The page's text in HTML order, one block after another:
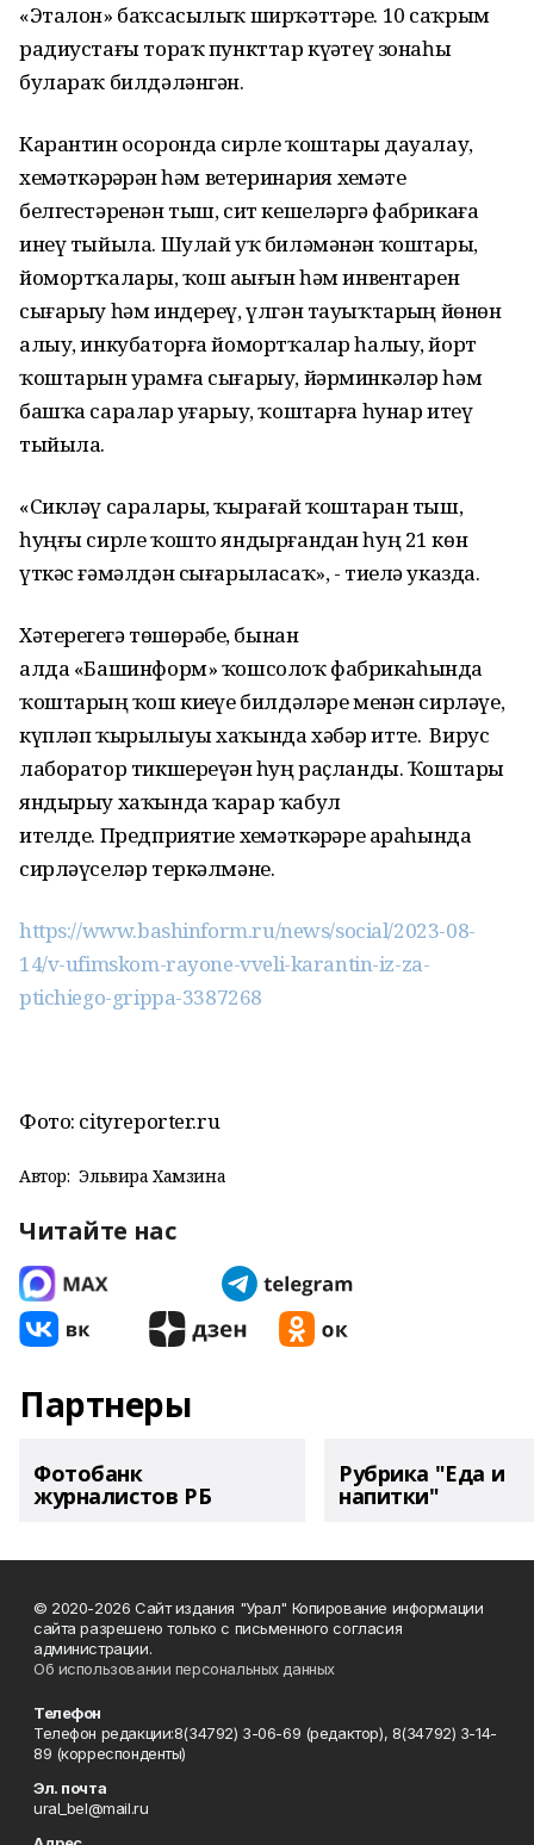
«Эталон» баҡсасылыҡ ширҡәттәре. 10 саҡрым
радиустағы тораҡ пункттар күҙәтеү зонаһы
булараҡ билдәләнгән.
Карантин осоронда сирле ҡоштарҙы дауалау,
хеҙмәткәрҙәрҙән һәм ветеринария хеҙмәте
белгестәренән тыш, сит кешеләргә фабрикаға
инеү тыйыла. Шулай уҡ биләмәнән ҡоштарҙы,
йомортҡаларҙы, ҡош аҙығын һәм инвентарен
сығарыу һәм индереү, үлгән тауыҡтарҙың йөнөн
алыу, инкубаторға йомортҡалар һалыу, йорт
ҡоштарын урамға сығарыу, йәрминкәләр һәм
башҡа саралар уҙғарыу, ҡоштарға һунар итеү
тыйыла.
«Сикләү саралары, ҡырағай ҡоштарҙан тыш,
һуңғы сирле ҡошто яндырғандан һуң 21 көн
үткәс ғәмәлдән сығарыласаҡ», - тиелә указда.
Хәтерегеҙгә төшөрәбеҙ, бынан
алда «Башинформ» ҡошсолоҡ фабрикаһында
ҡоштарҙың ҡош киҙеүе билдәләре менән сирләүе,
күпләп ҡырылыуы хаҡында хәбәр итте. Вирус
лаборатор тикшереүҙән һуң раҫланды. Ҡоштарҙы
яндырыу хаҡында ҡарар ҡабул
ителде. Предприятие хеҙмәткәрҙәре араһында
сирләүселәр теркәлмәне.
https://www.bashinform.ru/news/social/2023-08-
14/v-ufimskom-rayone-vveli-karantin-iz-za-
ptichiego-grippa-3387268
Фото: cityreporter.ru
Автор: Эльвира Хамзина
Читайте нас
Партнеры
Фотобанк
журналистов РБ
Рубрика "Еда и
напитки"
© 2020-2026 Сайт издания "Урал" Копирование информации
сайта разрешено только с письменного согласия
администрации.
Об использовании персональных данных
Телефон
Телефон редакции:8(34792) 3-06-69 (редактор), 8(34792) 3-14-
89 (корреспонденты)
Эл. почта
ural_bel@mail.ru